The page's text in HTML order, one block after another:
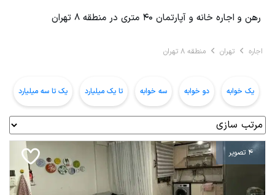
پاک کردن محدوده
رهن و اجاره خانه و آپارتمان 40 متری در منطقه 8 تهران
اجاره تهران منطقه 8 تهران
یک خوابه دو خوابه سه خوابه تا یک میلیارد یک تا سه میلیارد
4 تصویر